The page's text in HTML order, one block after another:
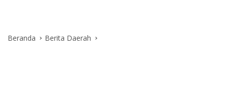
Beranda Berita Daerah